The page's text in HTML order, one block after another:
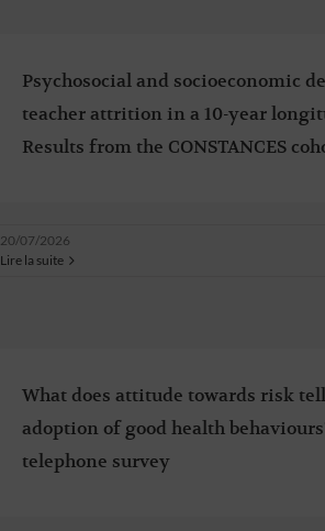
Psychosocial and socioeconomic
teacher attrition in a 10-year
Results from the CONSTANCES
20/07/2026
Lire la suite
What does attitude towards risk
adoption of good health
telephone survey